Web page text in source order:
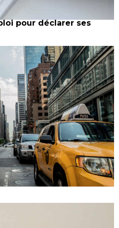
pour déclarer ses